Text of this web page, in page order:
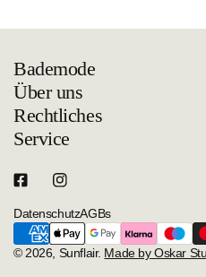
Bademode
Über uns
Rechtliches
Service
© 2026, Sunflair. Made by Oskar
DatenschutzAGBs
Zahlungsarten